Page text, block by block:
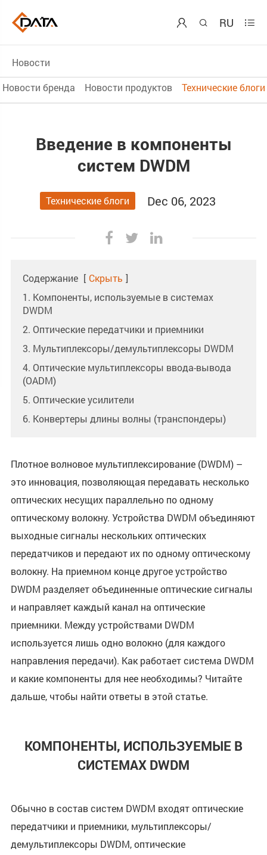
  RU 
Новости
Новости бренда
Новости продуктов Технические блоги
Введение в компоненты
систем DWDM
Технические блоги Dec 06, 2023
Содержание [ Скрыть ]
1. Компоненты, используемые в системах
DWDM
2. Оптические передатчики и приемники
3. Мультиплексоры/демультиплексоры DWDM
4. Оптические мультиплексоры ввода-вывода
(OADM)
5. Оптические усилители
6. Конвертеры длины волны (транспондеры)
Плотное волновое мультиплексирование (DWDM) –
это инновация, позволяющая передавать несколько
оптических несущих параллельно по одному
оптическому волокну. Устройства DWDM объединяют
выходные сигналы нескольких оптических
передатчиков и передают их по одному оптическому
волокну. На приемном конце другое устройство
DWDM разделяет объединенные оптические сигналы
и направляет каждый канал на оптические
приемники. Между устройствами DWDM
используется лишь одно волокно (для каждого
направления передачи). Как работает система DWDM
и какие компоненты для нее необходимы? Читайте
дальше, чтобы найти ответы в этой статье.
КОМПОНЕНТЫ, ИСПОЛЬЗУЕМЫЕ В
СИСТЕМАХ DWDM
Обычно в состав систем DWDM входят оптические
передатчики и приемники, мультиплексоры/
демультиплексоры DWDM, оптические